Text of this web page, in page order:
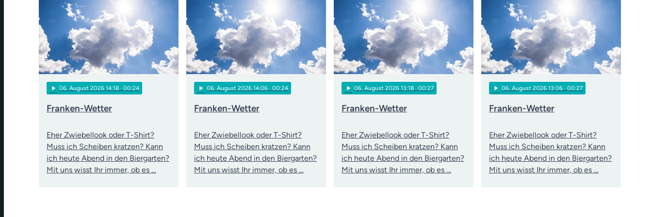
play_arrow 06. August 2026 14:18 · 00:24
Franken-Wetter
Eher Zwiebellook oder T-Shirt?
Muss ich Scheiben kratzen? Kann
ich heute Abend in den Biergarten?
Mit uns wisst Ihr immer, ob es …
play_arrow 06. August 2026 14:06 · 00:24
Franken-Wetter
Eher Zwiebellook oder T-Shirt?
Muss ich Scheiben kratzen? Kann
ich heute Abend in den Biergarten?
Mit uns wisst Ihr immer, ob es …
play_arrow 06. August 2026 13:18 · 00:27
Franken-Wetter
Eher Zwiebellook oder T-Shirt?
Muss ich Scheiben kratzen? Kann
ich heute Abend in den Biergarten?
Mit uns wisst Ihr immer, ob es …
play_arrow 06. August 2026 13:06 · 00:27
Franken-Wetter
Eher Zwiebellook oder T-Shirt?
Muss ich Scheiben kratzen? Kann
ich heute Abend in den Biergarten?
Mit uns wisst Ihr immer, ob es …